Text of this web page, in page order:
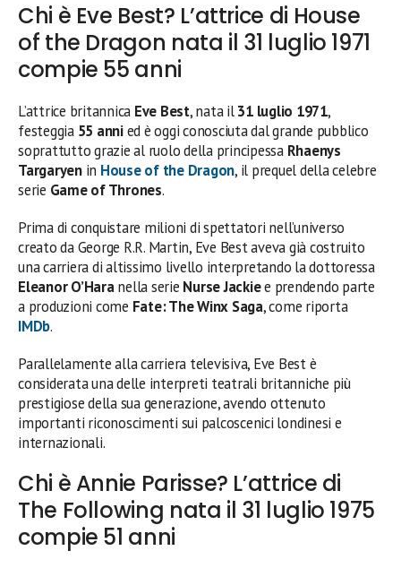
Chi è Eve Best? L’attrice di House
of the Dragon nata il 31 luglio 1971
compie 55 anni
L’attrice britannica Eve Best, nata il31 luglio 1971,
festeggia 55 annied è oggi conosciuta dal grande pubblico
soprattutto grazie al ruolo della principessa Rhaenys
Targaryenin House of the Dragon, il prequel della celebre
serie Game of Thrones.
Prima di conquistare milioni di spettatori nell’universo
creato da George R.R. Martin, Eve Best aveva già costruito
una carriera di altissimo livello interpretando la dottoressa
Eleanor O’Haranella serie Nurse Jackiee prendendo parte
a produzioni come Fate: The Winx Saga, come riporta
IMDb.
Parallelamente alla carriera televisiva, Eve Best è
considerata una delle interpreti teatrali britanniche più
prestigiose della sua generazione, avendo ottenuto
importanti riconoscimenti sui palcoscenici londinesi e
internazionali.
Chi è Annie Parisse? L’attrice di
The Following nata il 31 luglio 1975
compie 51 anni